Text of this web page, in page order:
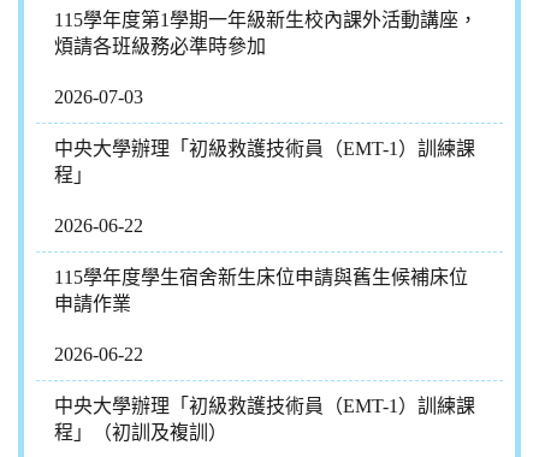
115學年度第1學期一年級新生校內課外活動講座，
煩請各班級務必準時參加
2026-07-03
中央大學辦理「初級救護技術員（EMT-1）訓練課
程」
2026-06-22
115學年度學生宿舍新生床位申請與舊生候補床位
申請作業
2026-06-22
中央大學辦理「初級救護技術員（EMT-1）訓練課
程」（初訓及複訓）